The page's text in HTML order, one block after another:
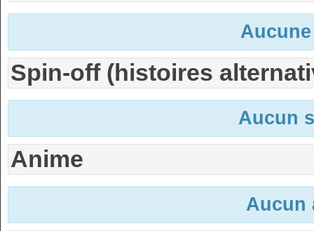
Spin-off (histoires
Aucun
Anime
Aucun